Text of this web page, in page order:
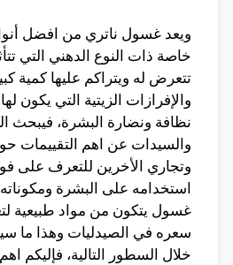
ويعد غسول ناتري من افضل
خاصة ذات النوع الدهني التي
تتعرض له ويتراكم عليها كمية
والإفرازات الزيتية التي يكون
نظافة ونضارة البشرة، فيبحث
والسيدات عن اهم التقييمات
وتجاري الأخرين للتعرف على
استخدامه على البشرة
غسول يتكون من مواد طبيعية
سعره في الصيدليات وهذا ما
خلال السطور التالية، فإليكم